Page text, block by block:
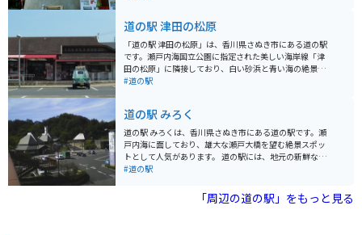
むことができます。特に、阿波尾鶏を使った料理が人気
です。 バイクで訪れる場合、道の駅 どなりは、広い駐車
場が完備されているので安心です。また、周辺には、風
光明媚な海岸線や山岳道路など、ツーリングに最適なル
ートがたくさんあります。道の駅で休憩を挟みながら、
史的な寺院が点在しています。また、車で約30分の場所
には、世界最大級の渦潮で知られる鳴門海峡があり、観
光スポットとしても人気です。
道の駅 津田の松原
「道の駅 津田の松原」は、香川県さぬき市にある道の駅
です。瀬戸内海国立公園に指定された美しい海岸線「津
田の松原」に隣接しており、白い砂浜と青い海の絶景を
眺めながら、地元の特産品やグルメを楽しむことができ
周辺には、瀬戸内海を望む絶景露天風呂が人気の「さぬ
き温泉」や、四国八十八ヶ所霊場の第86番札所である
「志度寺」など、観光スポットも充実しています。 バイ
クで訪れる場合、道の駅には広い駐車場が完備されてい
るので安心です。周辺の海岸線は、信号も少なく、景色
か、さぬきうどんや海鮮丼などのグルメも楽しめます。
#道の駅
道の駅 みろく
道の駅 みろくは、香川県さぬき市にある道の駅です。瀬
戸内海に面しており、雄大な瀬戸大橋を望む絶景スポッ
トとして人気があります。 道の駅には、地元の新鮮な野
菜や果物を販売する農産物直売所や、さぬきうどんをは
ります。また、瀬戸内海の海の幸を堪能できるレストラ
ンもあり、ドライブやツーリングの休憩スポットとして
#道の駅
「周辺の道の駅」をもっと見る